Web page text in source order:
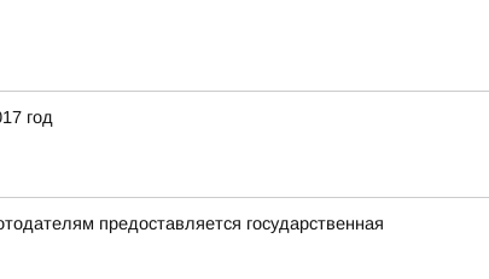
год
предоставляется государственная